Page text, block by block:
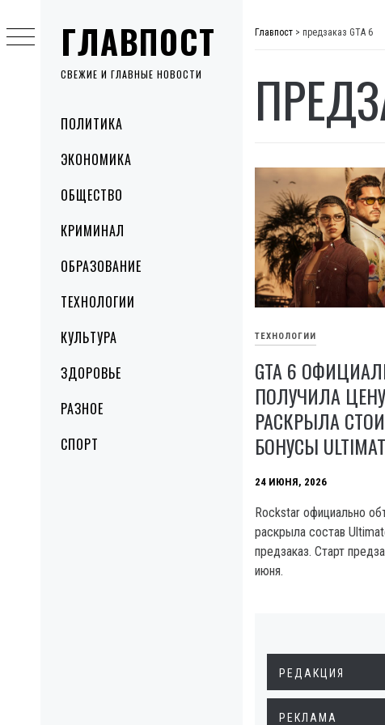
ГЛАВПОСТ
СВЕЖИЕ И ГЛАВНЫЕ НОВОСТИ
MenuПОЛИТИКА
ЭКОНОМИКА
ОБЩЕСТВО
КРИМИНАЛ
ОБРАЗОВАНИЕ
ТЕХНОЛОГИИ
КУЛЬТУРА
ЗДОРОВЬЕ
РАЗНОЕ
СПОРТ
to
content
Главпост > предзаказ GTA 6
ТЕХНОЛОГИИ
GTA 6
ПОЛУЧИЛА ЦЕНУ:
РАСКРЫЛА
БОНУСЫ
24 ИЮНЯ, 2026
Rockstar официально
раскрыла состав
предзаказ. Старт
июня.
РЕДАКЦИЯ
РЕКЛАМА